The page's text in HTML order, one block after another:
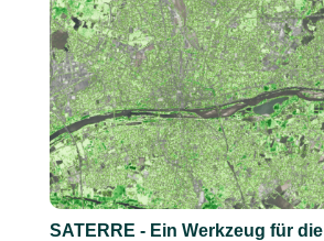
SATERRE - Ein Werkzeug für die